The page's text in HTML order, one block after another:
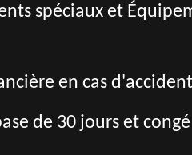
spéciaux et
en cas d'accident
de 30 jours et